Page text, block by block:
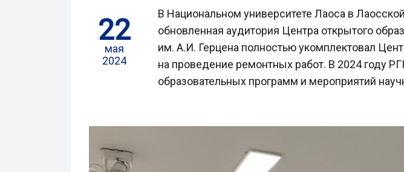
22
мая
2024
В Национальном университете Лаоса в
обновленная аудитория Центра открытого
им. А.И. Герцена полностью укомплектовал
на проведение ремонтных работ. В 2024 году
образовательных программ и мероприятий